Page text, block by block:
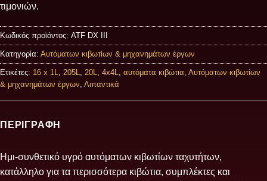
τιμονιών.
Κωδικός προϊόντος: ATF DX III
Κατηγορία: Αυτόματων κιβωτίων & μηχανημάτων έργων
Ετικέτες: 16 x 1L 205L 20L 4x4L αυτόματα κιβώτια Αυτόματων κιβωτίων
& μηχανημάτων έργων Λιπαντικά
ΠΕΡΙΓΡΑΦΉ
Ημι-συνθετικό υγρό αυτόματων κιβωτίων ταχυτήτων,
κατάλληλο για τα περισσότερα κιβώτια, συμπλέκτες και